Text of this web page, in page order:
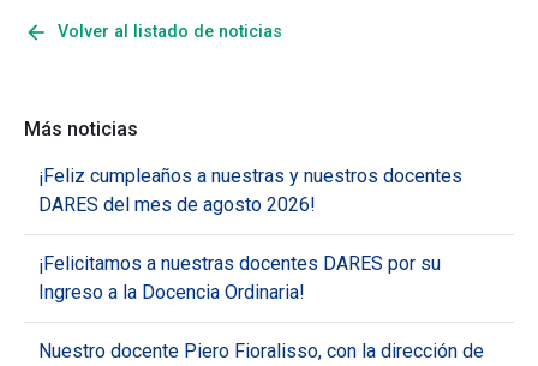
arrow_back Volver al listado de noticias
Más noticias
¡Feliz cumpleaños a nuestras y nuestros docentes
DARES del mes de agosto 2026!
¡Felicitamos a nuestras docentes DARES por su
Ingreso a la Docencia Ordinaria!
Nuestro docente Piero Fioralisso, con la dirección de